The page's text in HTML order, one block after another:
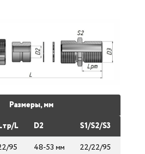
Размеры, мм
L D2
S1/S2/S3
95 48-53 мм 22/22/95